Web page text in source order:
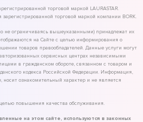
торговой маркой LAURASTAR.
торговой маркой компании BORK.
не ограничиваясь вышеуказанными) принадлежат их
на Сайте с целью информирования о
товаров правообладателей. Данные услуги могут
сервисных центрах независимыми
в гражданском обороте, связанном с товаром и
кодекса Российской Федерации. Информация,
носит ознакомительный характер и не является
повышения качества обслуживания.
на этом сайте, используются в законных